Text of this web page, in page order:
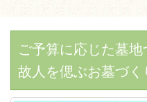
ご予算に応じた墓
故人を偲ぶお墓づく